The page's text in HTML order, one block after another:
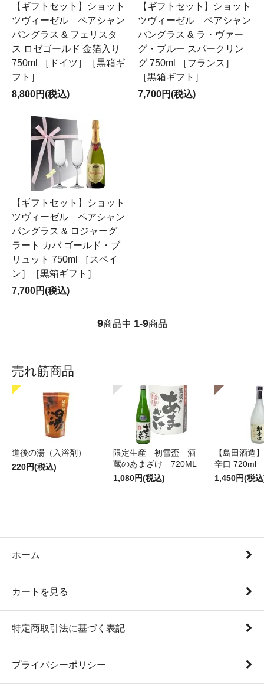
【ギフトセット】ショット
ツヴィーゼル ペアシャン
パングラス & フェリスタ
ス ロゼゴールド 金箔入り
750ml ［ドイツ］［黒箱ギ
フト］
8,800円(税込)
【ギフトセット】ショット
ツヴィーゼル ペアシャン
パングラス & ラ・ヴァー
グ・ブルー スパークリン
グ 750ml ［フランス］
［黒箱ギフト］
7,700円(税込)
【ギフトセット】ショット
ツヴィーゼル ペアシャン
パングラス & ロジャーグ
ラート カバ ゴールド・ブ
リュット 750ml ［スペイ
ン］［黒箱ギフト］
7,700円(税込)
9商品中 1-9商品
売れ筋商品
道後の湯（入浴剤）
220円(税込)
限定生産 初雪盃 酒
蔵のあまざけ 720ML
1,080円(税込)
【島田酒造
辛口 720ml
1,450円(税
ホーム
カートを見る
特定商取引法に基づく表記
プライバシーポリシー